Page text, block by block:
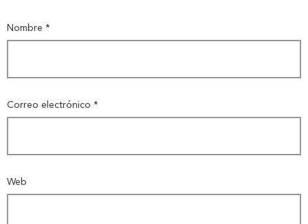
Nombre *
Correo electrónico *
Web